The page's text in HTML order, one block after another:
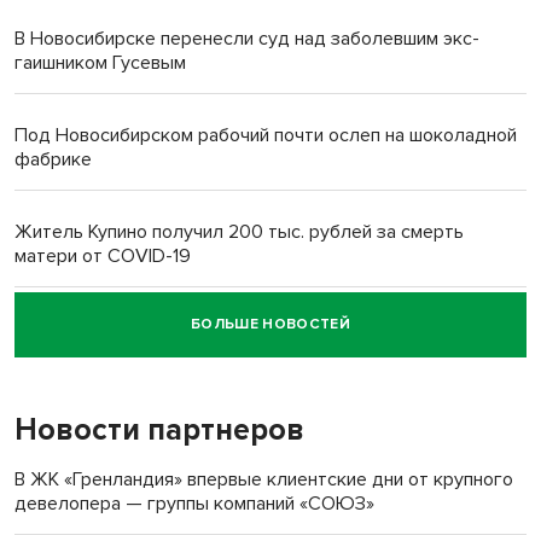
В Новосибирске перенесли суд над заболевшим экс-
гаишником Гусевым
Под Новосибирском рабочий почти ослеп на шоколадной
фабрике
Житель Купино получил 200 тыс. рублей за смерть
матери от COVID-19
Новосибирский суд наказал водителя за смерть
пенсионерки на вокзале
БОЛЬШЕ НОВОСТЕЙ
Новости партнеров
В ЖК «Гренландия» впервые клиентские дни от крупного
девелопера — группы компаний «СОЮЗ»